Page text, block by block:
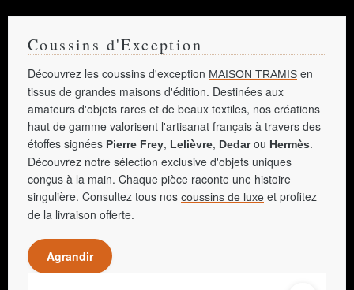
Coussins d'Exception
Découvrez les coussins d'exception MAISON TRAMIS en
tissus de grandes maisons d'édition. Destinées aux
amateurs d'objets rares et de beaux textiles, nos créations
haut de gamme valorisent l'artisanat français à travers des
étoffes signées Pierre Frey, Lelièvre, Dedarou Hermès.
Découvrez notre sélection exclusive d'objets uniques
conçus à la main. Chaque pièce raconte une histoire
singulière. Consultez tous nos coussins de luxe et profitez
de la livraison offerte.
Agrandir